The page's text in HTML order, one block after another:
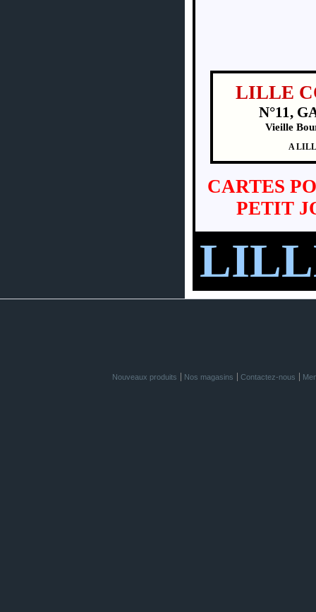
LILLE
N°11,
Vieille
A
CARTES
PETIT
Nouveaux produits Nos magasins Contactez-nous